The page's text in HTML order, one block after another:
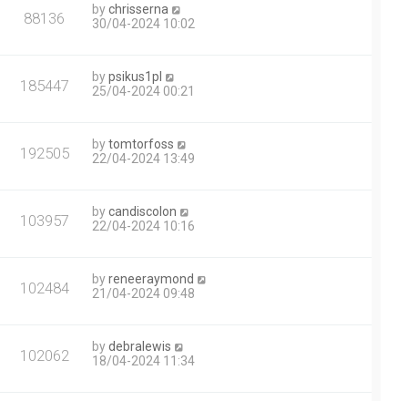
88136 bychrisserna
30/04-2024 10:02
185447 bypsikus1pl
25/04-2024 00:21
192505 bytomtorfoss
22/04-2024 13:49
103957 bycandiscolon
22/04-2024 10:16
102484 byreneeraymond
21/04-2024 09:48
102062 bydebralewis
18/04-2024 11:34